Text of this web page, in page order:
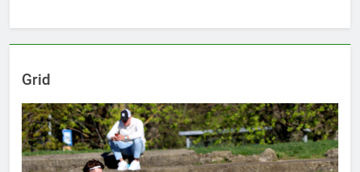
Grid